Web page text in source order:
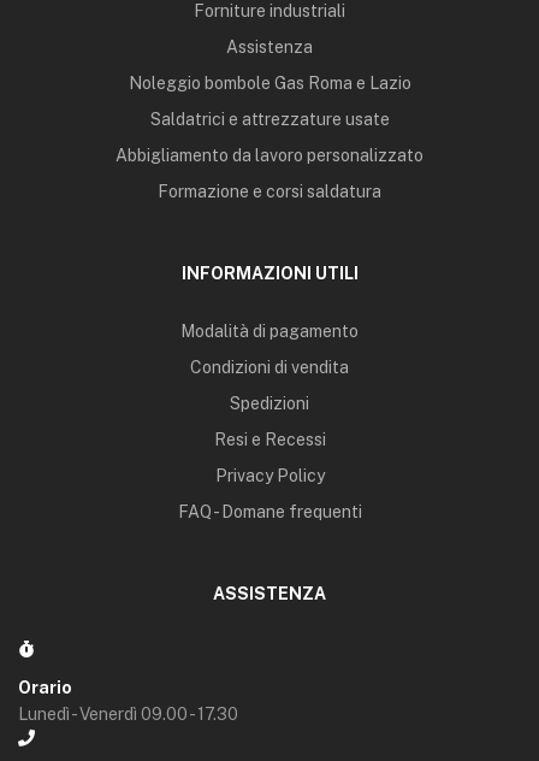
Forniture industriali
Assistenza
Noleggio bombole Gas Roma e Lazio
Saldatrici e attrezzature usate
Abbigliamento da lavoro personalizzato
Formazione e corsi saldatura
INFORMAZIONI UTILI
Modalità di pagamento
Condizioni di vendita
Spedizioni
Resi e Recessi
Privacy Policy
FAQ - Domane frequenti
ASSISTENZA
Orario
Lunedì - Venerdì 09.00 - 17.30